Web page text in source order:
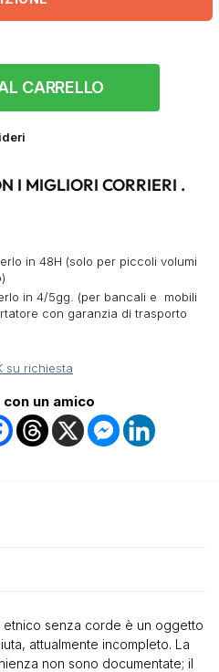
CARRELLO
I MIGLIORI CORRIERI .
in 48H (solo per piccoli volumi
in 4/5gg. (per bancali e mobili
con garanzia di trasporto
su richiesta
un amico
etnico senza corde è un oggetto
attualmente incompleto. La
non sono documentate; il